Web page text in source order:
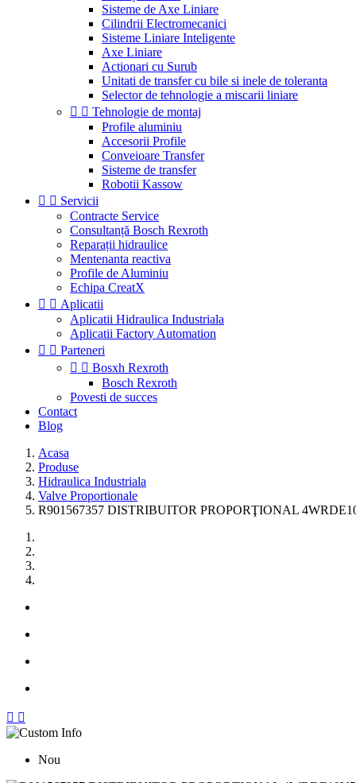
Sisteme de Axe Liniare
Cilindrii Electromecanici
Sisteme Liniare Inteligente
Axe Liniare
Actionari cu Surub
Unitati de transfer cu bile si inele de toleranta
Selector de tehnologie a miscarii liniare
  Tehnologie de montaj
Profile aluminiu
Accesorii Profile
Conveioare Transfer
Sisteme de transfer
Robotii Kassow
  Servicii
Contracte Service
Consultanță Bosch Rexroth
Reparații hidraulice
Mentenanta reactiva
Profile de Aluminiu
Echipa CreatX
  Aplicatii
Aplicatii Hidraulica Industriala
Aplicatii Factory Automation
  Parteneri
  Bosxh Rexroth
Bosch Rexroth
Povesti de succes
Contact
Blog
Acasa
Produse
Hidraulica Industriala
Valve Proportionale
R901567357 DISTRIBUITOR PROPORŢIONAL
 
Nou